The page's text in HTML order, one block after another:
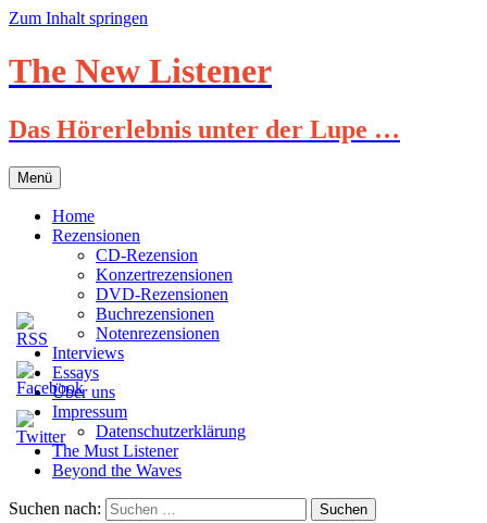
Zum Inhalt springen
The New Listener
Das Hörerlebnis unter der Lupe …
Menü
Home
Rezensionen
CD-Rezension
Konzertrezensionen
DVD-Rezensionen
Buchrezensionen
Notenrezensionen
Interviews
Essays
Über uns
Impressum
Datenschutzerklärung
The Must Listener
Beyond the Waves
Suchen nach: